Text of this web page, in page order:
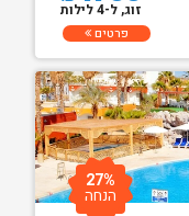
זוג, ל-4 לילות
פרטים
27%
הנחה